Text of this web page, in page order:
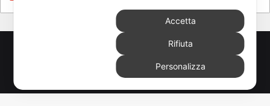
© Copyright 2026, All Rights Reserved - www.newsmoto.it
Euromediapro NEWSAUTO.it-ELABORARE -
Accetta
Rifiuta
Personalizza